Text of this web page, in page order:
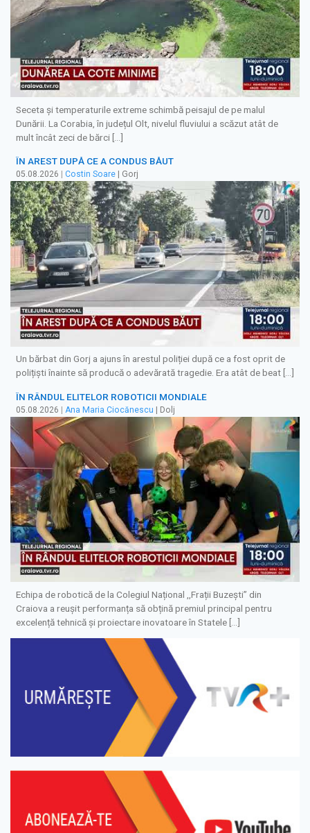
Seceta și temperaturile extreme schimbă peisajul de pe malul
Dunării. La Corabia, în județul Olt, nivelul fluviului a scăzut atât de
mult încât zeci de bărci […]
ÎN AREST DUPĂ CE A CONDUS BĂUT
05.08.2026 Costin Soare | Gorj
Un bărbat din Gorj a ajuns în arestul poliției după ce a fost oprit de
polițiști înainte să producă o adevărată tragedie. Era atât de beat […]
ÎN RÂNDUL ELITELOR ROBOTICII MONDIALE
05.08.2026 | Ana Maria Ciocănescu | Dolj
Echipa de robotică de la Colegiul Național ,,Frații Buzești” din
Craiova a reușit performanța să obțină premiul principal pentru
excelență tehnică și proiectare inovatoare în Statele […]